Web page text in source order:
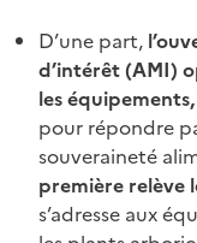
D’une part,
d’intérêt (AMI)
les
pour répondre
souveraineté
première relève
s’adresse aux